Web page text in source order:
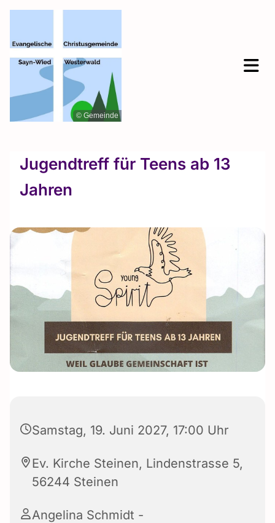
© Gemeinde
Jugendtreff für Teens ab 13
Jahren
Samstag, 19. Juni 2027, 17:00 Uhr
Ev. Kirche Steinen, Lindenstrasse 5,
56244 Steinen
Angelina Schmidt -